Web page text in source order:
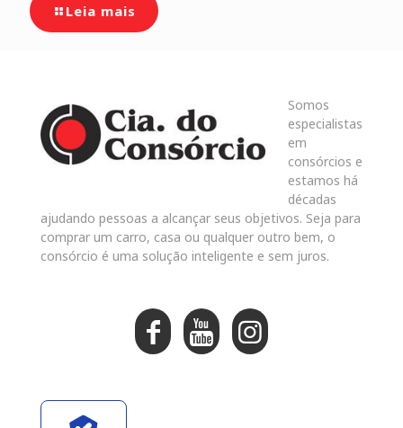
Leia mais
Somos
especialistas
em
consórcios e
estamos há
décadas
ajudando pessoas a alcançar seus objetivos. Seja para
comprar um carro, casa ou qualquer outro bem, o
consórcio é uma solução inteligente e sem juros.